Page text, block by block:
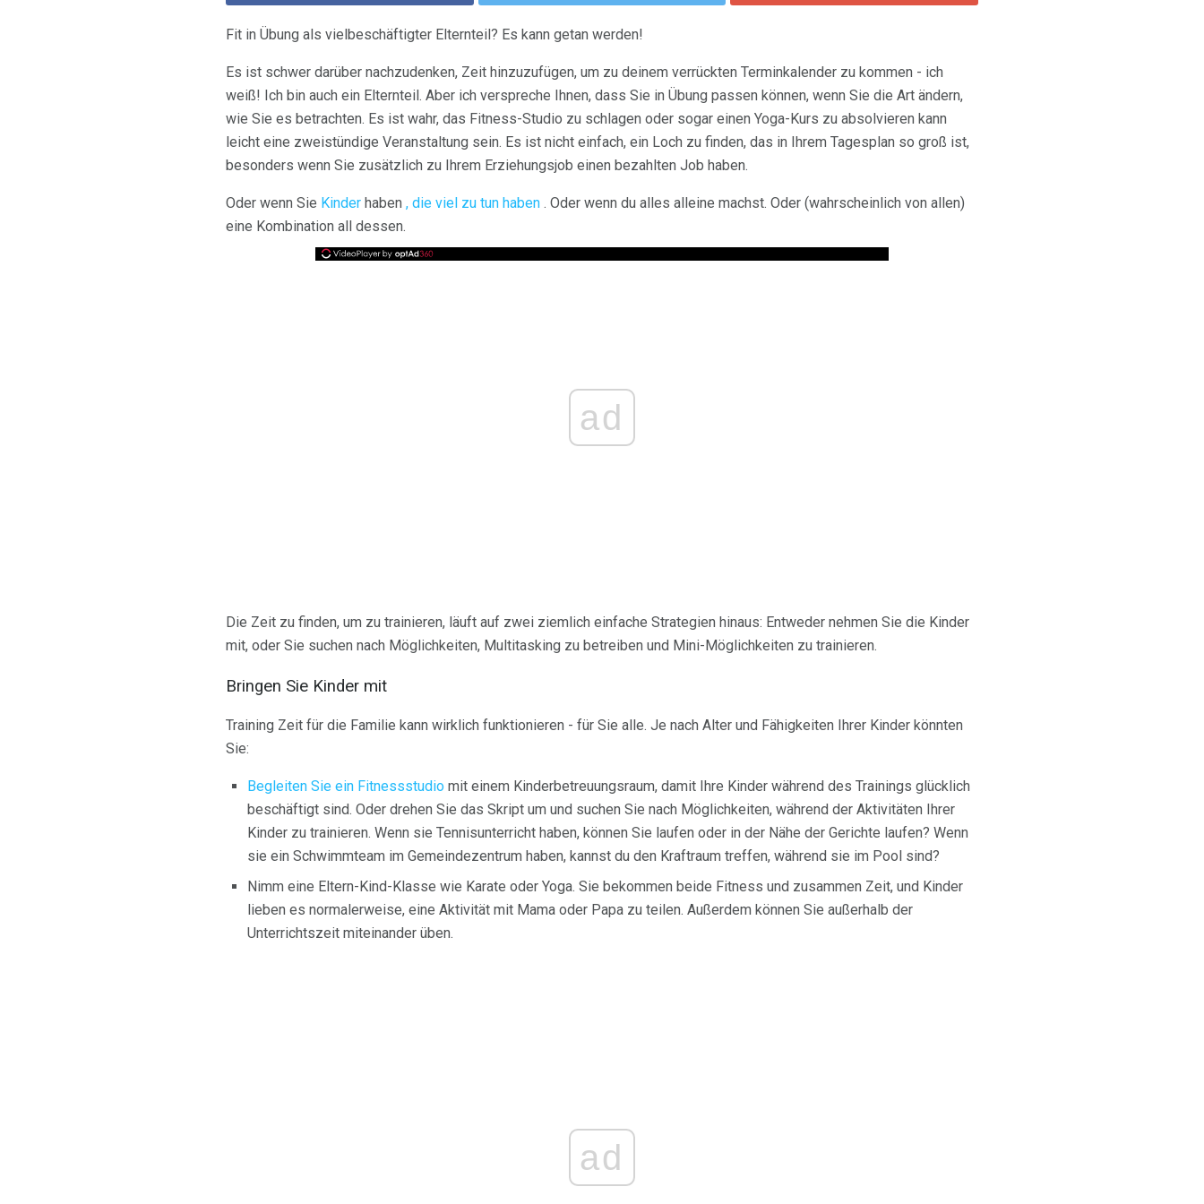
Fit in Übung als vielbeschäftigter Elternteil? Es kann getan werden!
Es ist schwer darüber nachzudenken, Zeit hinzuzufügen, um zu deinem verrückten Terminkalender zu kommen - ich
weiß! Ich bin auch ein Elternteil. Aber ich verspreche Ihnen, dass Sie in Übung passen können, wenn Sie die Art ändern,
wie Sie es betrachten. Es ist wahr, das Fitness-Studio zu schlagen oder sogar einen Yoga-Kurs zu absolvieren kann
leicht eine zweistündige Veranstaltung sein. Es ist nicht einfach, ein Loch zu finden, das in Ihrem Tagesplan so groß ist,
besonders wenn Sie zusätzlich zu Ihrem Erziehungsjob einen bezahlten Job haben.
Oder wenn Sie Kinder haben , die viel zu tun haben . Oder wenn du alles alleine machst. Oder (wahrscheinlich von allen)
eine Kombination all dessen.
ad
Die Zeit zu finden, um zu trainieren, läuft auf zwei ziemlich einfache Strategien hinaus: Entweder nehmen Sie die Kinder
mit, oder Sie suchen nach Möglichkeiten, Multitasking zu betreiben und Mini-Möglichkeiten zu trainieren.
Bringen Sie Kinder mit
Training Zeit für die Familie kann wirklich funktionieren - für Sie alle. Je nach Alter und Fähigkeiten Ihrer Kinder könnten
Sie:
Begleiten Sie ein Fitnessstudio mit einem Kinderbetreuungsraum, damit Ihre Kinder während des Trainings glücklich
beschäftigt sind. Oder drehen Sie das Skript um und suchen Sie nach Möglichkeiten, während der Aktivitäten Ihrer
Kinder zu trainieren. Wenn sie Tennisunterricht haben, können Sie laufen oder in der Nähe der Gerichte laufen? Wenn
sie ein Schwimmteam im Gemeindezentrum haben, kannst du den Kraftraum treffen, während sie im Pool sind?
Nimm eine Eltern-Kind-Klasse wie Karate oder Yoga. Sie bekommen beide Fitness und zusammen Zeit, und Kinder
lieben es normalerweise, eine Aktivität mit Mama oder Papa zu teilen. Außerdem können Sie außerhalb der
Unterrichtszeit miteinander üben.
ad